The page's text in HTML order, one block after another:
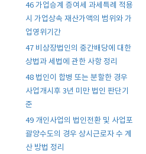
46 가업승계 증여세 과세특례 적용
시 가업상속 재산가액의 범위와 가
업영위기간
47 비상장법인의 중간배당에 대한
상법과 세법에 관한 사항 정리
48 법인이 합병 또는 분할한 경우
사업개시후 3년 미만 법인 판단기
준
49 개인사업의 법인전환 및 사업포
괄양수도의 경우 상시근로자 수 계
산 방법 정리